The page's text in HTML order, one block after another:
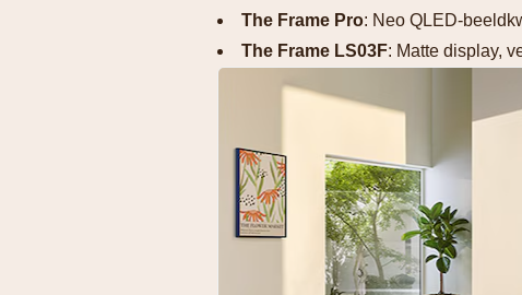
The Frame Pro: Neo QLED-
The Frame LS03F: Matte display,